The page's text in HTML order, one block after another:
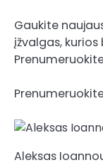
Gaukite
įžvalgas,
Aleksas